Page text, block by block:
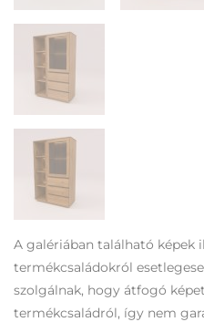
A galériában található képek
termékcsaládokról
szolgálnak, hogy átfogó
termékcsaládról, így nem